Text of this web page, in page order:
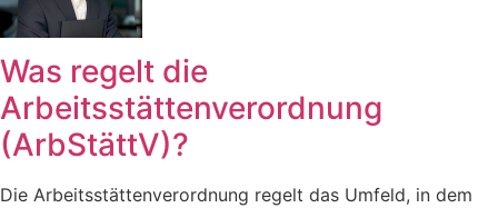
Was regelt die
Arbeitsstättenverordnung
(ArbStättV)?
Die Arbeitsstättenverordnung regelt das Umfeld, in dem